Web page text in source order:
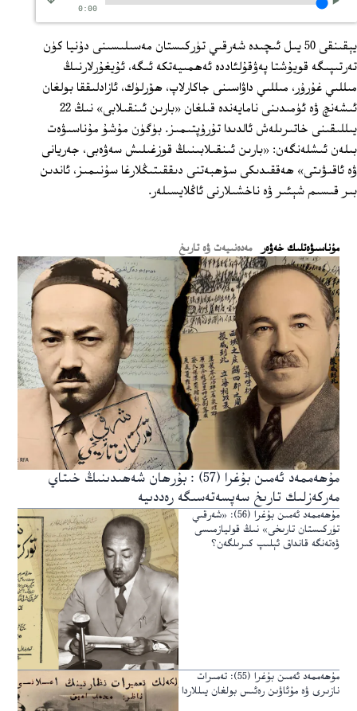
0:00
يېقىنقى 50 يىل ئىچىدە شەرقىي تۈركىستان مەسىلىسىنى دۇنيا كۈن
تەرتىپىگە قويۇشتا پەۋقۇلئاددە ئەھمىيەتكە ئىگە، ئۇيغۇرلارنىڭ
مىللىي غۇرۇر، مىللىي داۋاسىنى جاكارلاپ، ھۆرلۈك، ئازادلىققا بولغان
ئىشەنچ ۋە ئۈمىدىنى نامايەندە قىلغان «بارىن ئىنقىلابى» نىڭ 22
يىللىقىنى خاتىرىلەش ئالدىدا تۇرۇپتىمىز. بۈگۈن مۇشۇ مۇناسىۋەت
بىلەن ئىشلەنگەن: «بارىن ئىنقىلابىنىڭ قوزغىلىش سەۋەبى، جەريانى
ۋە ئاقىۋىتى» ھەققىدىكى سۆھبەتنى دىققىتىڭلارغا سۇنىمىز، ئاندىن
بىر قىسىم شېئىر ۋە ناخشىلارنى ئاڭلايسىلەر.
ﻣﯘﻧﺎﺳﯩﯟﻩﺗﻠﯩﻚ ﺧﻪﯞﻩﺭ مەدەنىيەت ۋە تارىخ
مۇھەممەد ئەمىن بۇغرا (57) : بۇرھان شەھىدىنىڭ خىتاي
مەركەزلىك تارىخ سەپسەتەسىگە رەددىيە
مۇھەممەد ئەمىن بۇغرا (56): «شەرقىي
تۈركىستان تارىخى» نىڭ قوليازمىسى
ۋەتەنگە قانداق ئېلىپ كىرىلگەن؟
مۇھەممەد ئەمىن بۇغرا (55): تەمىرات
نازىرى ۋە مۇئاۋىن رەئىس بولغان يىللاردا